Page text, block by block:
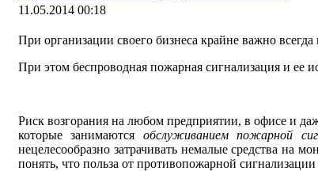
11.05.2014 00:18
При организации своего бизнеса крайне важно
При этом беспроводная пожарная сигнализация и ее
Риск возгорания на любом предприятии, в офисе и
которые занимаются обслуживанием пожарной
нецелесообразно затрачивать немалые средства на
понять, что польза от противопожарной